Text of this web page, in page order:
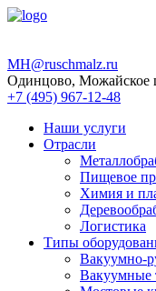
MH@ruschmalz.ru
Одинцово, Можайское
+7 (495) 967-12-48
Наши услуги
Отрасли
Пищевое
Химия и
Логистика
Типы
Вакуумно-
Вакуумные